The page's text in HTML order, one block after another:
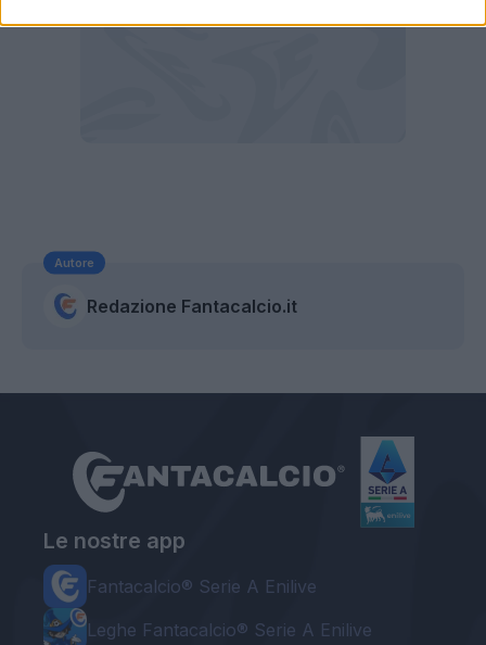
Autore
Redazione Fantacalcio.it
Le nostre app
Fantacalcio® Serie A Enilive
Leghe Fantacalcio® Serie A Enilive